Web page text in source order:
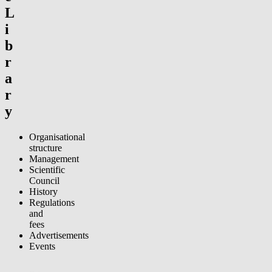
L
i
b
r
a
r
y
Organisational
structure
Management
Scientific
Council
History
Regulations
and
fees
Advertisements
Events